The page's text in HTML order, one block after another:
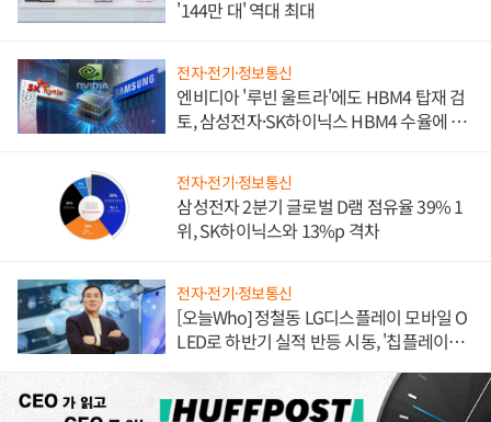
'144만 대' 역대 최대
전자·전기·정보통신
엔비디아 '루빈 울트라'에도 HBM4 탑재 검
토, 삼성전자·SK하이닉스 HBM4 수율에 주
전자·전기·정보통신
삼성전자 2분기 글로벌 D램 점유율 39% 1
위, SK하이닉스와 13%p 격차
전자·전기·정보통신
[오늘Who] 정철동 LG디스플레이 모바일 O
LED로 하반기 실적 반등 시동, '칩플레이